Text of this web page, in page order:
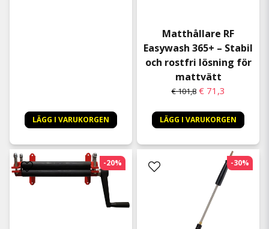
LÄGG I VARUKORGEN
Matthållare RF
Easywash 365+ – Stabil
och rostfri lösning för
mattvätt
€ 101,8 € 71,3
LÄGG I VARUKORGEN
-20% -30%